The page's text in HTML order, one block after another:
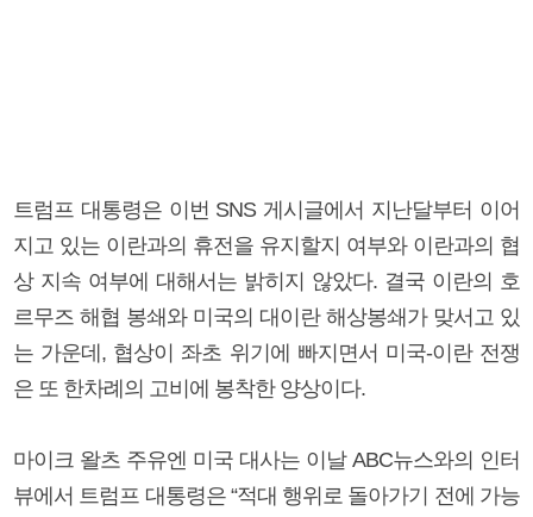
트럼프 대통령은 이번 SNS 게시글에서 지난달부터 이어
지고 있는 이란과의 휴전을 유지할지 여부와 이란과의 협
상 지속 여부에 대해서는 밝히지 않았다. 결국 이란의 호
르무즈 해협 봉쇄와 미국의 대이란 해상봉쇄가 맞서고 있
는 가운데, 협상이 좌초 위기에 빠지면서 미국-이란 전쟁
은 또 한차례의 고비에 봉착한 양상이다.
마이크 왈츠 주유엔 미국 대사는 이날 ABC뉴스와의 인터
뷰에서 트럼프 대통령은 “적대 행위로 돌아가기 전에 가능